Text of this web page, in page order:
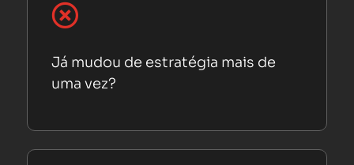

Já mudou de estratégia mais de
uma vez?